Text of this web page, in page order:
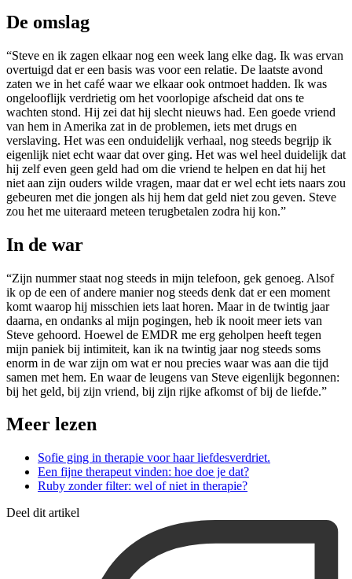
De omslag
“Steve en ik zagen elkaar nog een week lang elke dag. Ik was ervan
overtuigd dat er een basis was voor een relatie. De laatste avond
zaten we in het café waar we elkaar ook ontmoet hadden. Ik was
ongelooflijk verdrietig om het voorlopige afscheid dat ons te
wachten stond. Hij zei dat hij slecht nieuws had. Een goede vriend
van hem in Amerika zat in de problemen, iets met drugs en
verslaving. Het was een onduidelijk verhaal, nog steeds begrijp ik
eigenlijk niet echt waar dat over ging. Het was wel heel duidelijk dat
hij zelf even geen geld had om die vriend te helpen en dat hij het
niet aan zijn ouders wilde vragen, maar dat er wel echt iets naars zou
gebeuren met die jongen als hij hem dat geld niet zou geven. Steve
zou het me uiteraard meteen terugbetalen zodra hij kon.”
In de war
“Zijn nummer staat nog steeds in mijn telefoon, gek genoeg. Alsof
ik op de een of andere manier nog steeds denk dat er een moment
komt waarop hij misschien iets laat horen. Maar in de twintig jaar
daarna, en ondanks al mijn pogingen, heb ik nooit meer iets van
Steve gehoord. Hoewel de EMDR me erg geholpen heeft tegen
mijn paniek bij intimiteit, kan ik na twintig jaar nog steeds soms
enorm in de war zijn om wat er nou precies waar was aan die tijd
samen met hem. En waar de leugens van Steve eigenlijk begonnen:
bij het geld, bij zijn vriend, bij zijn rijke afkomst of bij de liefde.”
Meer lezen
Sofie ging in therapie voor haar liefdesverdriet.
Een fijne therapeut vinden: hoe doe je dat?
Ruby zonder filter: wel of niet in therapie?
Deel dit artikel